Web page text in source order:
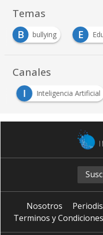
Temas
B
bullying E
Canales
I Inteligencia Artificial
Nosotros
Terminos y Condiciones